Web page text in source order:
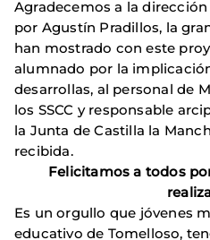
Agradecemos a la
por Agustín Pradillos, la
han mostrado con este
alumnado por la
desarrollas, al personal de
los SSCC y responsable
la Junta de Castilla la
recibida.
Felicitamos a todos
Es un orgullo que jóvenes
educativo de Tomelloso,